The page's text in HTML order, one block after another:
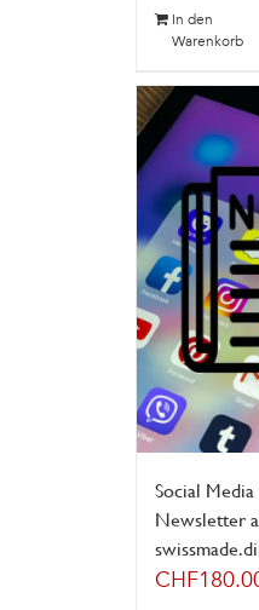
In den
Warenkorb
Social
Newsletter
CHF